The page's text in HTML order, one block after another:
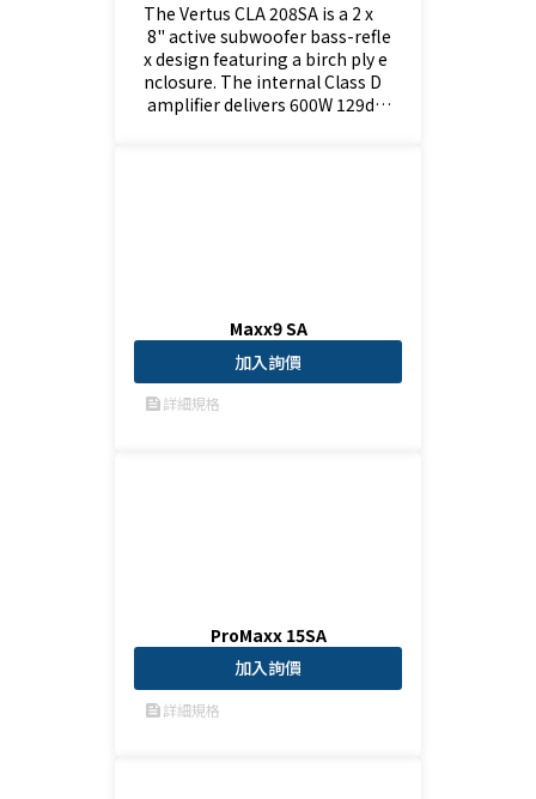
The Vertus CLA 208SA is a 2 x
8" active subwoofer bass-refle
x design featuring a birch ply e
nclosure. The internal Class D
amplifier delivers 600W 129dB
Maxx9 SA
加入詢價
feed詳細規格
ProMaxx 15SA
加入詢價
feed詳細規格